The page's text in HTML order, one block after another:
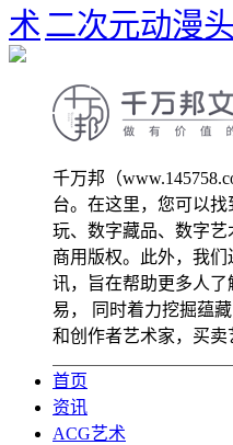
术二次元动漫
千万邦（
台。在这里，您可以
玩、数字藏品、数字
商用版权。此外，我
讯，旨在帮助更多人
易， 同时着力挖掘蕴
和创作者艺术家，买卖
首页
资讯
ACG艺术